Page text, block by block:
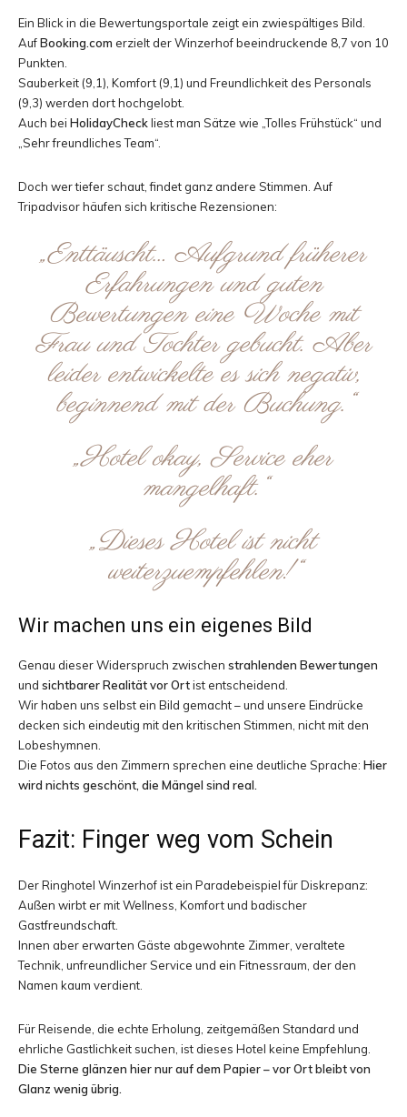
Ein Blick in die Bewertungsportale zeigt ein zwiespältiges Bild.
AufBooking.com erzielt der Winzerhof beeindruckende 8,7 von 10
Punkten.
Sauberkeit (9,1), Komfort (9,1) und Freundlichkeit des Personals
(9,3) werden dort hochgelobt.
Auch bei HolidayCheckliest man Sätze wie „Tolles Frühstück“ und
„Sehr freundliches Team“.
Doch wer tiefer schaut, findet ganz andere Stimmen. Auf
Tripadvisor häufen sich kritische Rezensionen:
„Enttäuscht… Aufgrund früherer
Erfahrungen und guten
Bewertungen eine Woche mit
Frau und Tochter gebucht. Aber
leider entwickelte es sich negativ,
beginnend mit der Buchung.“
„Hotel okay, Service eher
mangelhaft.“
„Dieses Hotel ist nicht
weiterzuempfehlen!“
Wir machen uns ein eigenes Bild
Genau dieser Widerspruch zwischen strahlenden Bewertungen
und sichtbarer Realität vor Ortist entscheidend.
Wir haben uns selbst ein Bild gemacht – und unsere Eindrücke
decken sich eindeutig mit den kritischen Stimmen, nicht mit den
Lobeshymnen.
Die Fotos aus den Zimmern sprechen eine deutliche Sprache: Hier
wird nichts geschönt, die Mängel sind real.
Fazit: Finger weg vom Schein
Der Ringhotel Winzerhof ist ein Paradebeispiel für Diskrepanz:
Außen wirbt er mit Wellness, Komfort und badischer
Gastfreundschaft.
Innen aber erwarten Gäste abgewohnte Zimmer, veraltete
Technik, unfreundlicher Service und ein Fitnessraum, der den
Namen kaum verdient.
Für Reisende, die echte Erholung, zeitgemäßen Standard und
ehrliche Gastlichkeit suchen, ist dieses Hotel keine Empfehlung.
Die Sterne glänzen hier nur auf dem Papier – vor Ort bleibt von
Glanz wenig übrig.